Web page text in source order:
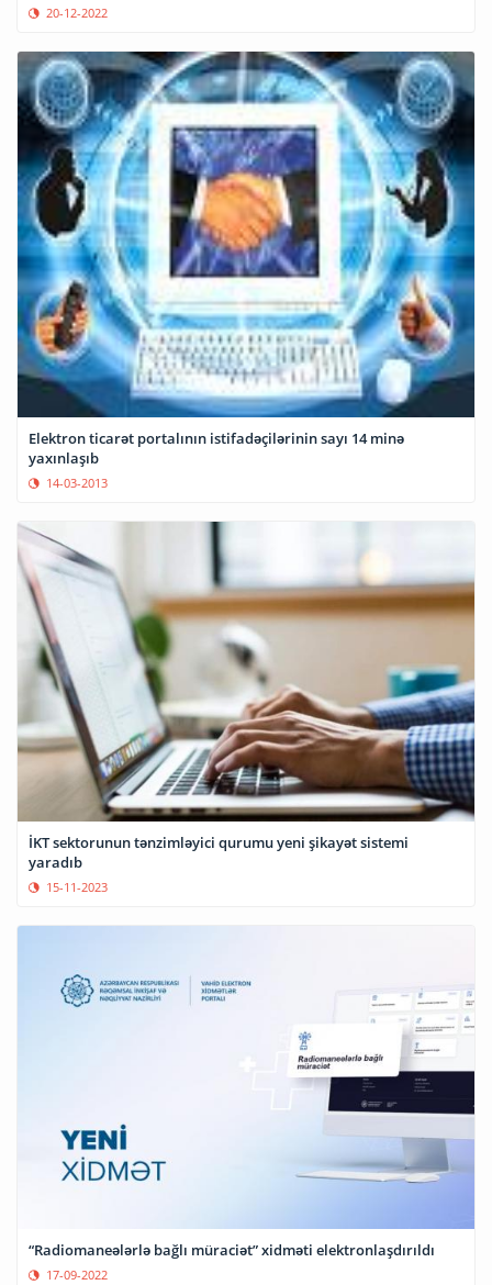
20-12-2022
Elektron ticarət portalının istifadəçilərinin sayı 14 minə
yaxınlaşıb
14-03-2013
İKT sektorunun tənzimləyici qurumu yeni şikayət sistemi
yaradıb
15-11-2023
“Radiomaneələrlə bağlı müraciət” xidməti elektronlaşdırıldı
17-09-2022